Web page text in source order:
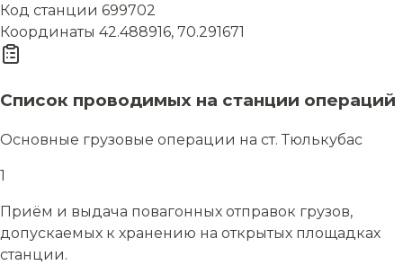
Код станции 699702
Координаты 42.488916, 70.291671
Список проводимых на станции операций
Основные грузовые операции на ст. Тюлькубас
1
Приём и выдача повагонных отправок грузов,
допускаемых к хранению на открытых площадках
станции.